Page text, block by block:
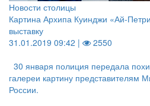
Новости столицы
Картина Архипа Куинджи «Ай-
выставку
31.01.2019 09:42 |
2550
30 января полиция передала
галереи картину представителям
России.